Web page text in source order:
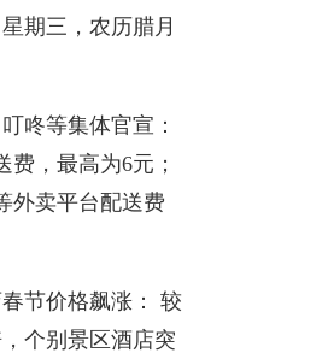
期三，农历腊月
咚等集体官宣：
费，最高为6元；
外卖平台配送费
节价格飙涨： 较
个别景区酒店突